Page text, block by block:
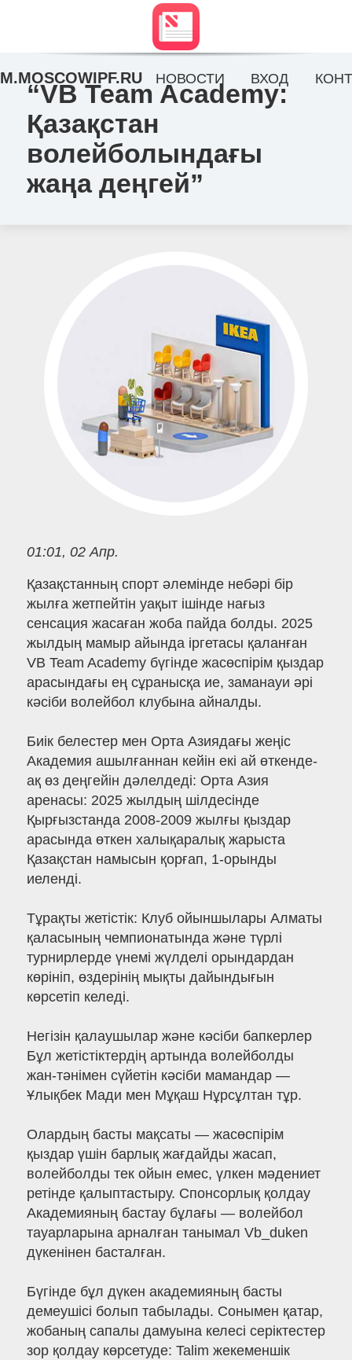
“VB Team Academy:
Қазақстан
волейболындағы
жаңа деңгей”
01:01, 02 Апр.
Қазақстанның спорт әлемінде небәрі бір
жылға жетпейтін уақыт ішінде нағыз
сенсация жасаған жоба пайда болды. 2025
жылдың мамыр айында іргетасы қаланған
VB Team Academy бүгінде жасөспірім қыздар
арасындағы ең сұранысқа ие, заманауи әрі
кәсіби волейбол клубына айналды.
Биік белестер мен Орта Азиядағы жеңіс
Академия ашылғаннан кейін екі ай өткенде-
ақ өз деңгейін дәлелдеді: Орта Азия
аренасы: 2025 жылдың шілдесінде
Қырғызстанда 2008-2009 жылғы қыздар
арасында өткен халықаралық жарыста
Қазақстан намысын қорғап, 1-орынды
иеленді.
Тұрақты жетістік: Клуб ойыншылары Алматы
қаласының чемпионатында және түрлі
турнирлерде үнемі жүлделі орындардан
көрініп, өздерінің мықты дайындығын
көрсетіп келеді.
Негізін қалаушылар және кәсіби бапкерлер
Бұл жетістіктердің артында волейболды
жан-тәнімен сүйетін кәсіби мамандар —
Ұлықбек Мади мен Мұқаш Нұрсұлтан тұр.
Олардың басты мақсаты — жасөспірім
қыздар үшін барлық жағдайды жасап,
волейболды тек ойын емес, үлкен мәдениет
ретінде қалыптастыру. Спонсорлық қолдау
Академияның бастау бұлағы — волейбол
тауарларына арналған танымал Vb_duken
дүкенінен басталған.
Бүгінде бұл дүкен академияның басты
демеушісі болып табылады. Сонымен қатар,
жобаның сапалы дамуына келесі серіктестер
зор қолдау көрсетуде: Talim жекеменшік
M.MOSCOWIPF.RU НОВОСТИ ВХОД